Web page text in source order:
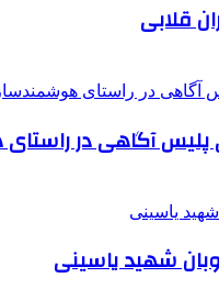
قلابی
پلیس آگاهی در
شهید یاسینی